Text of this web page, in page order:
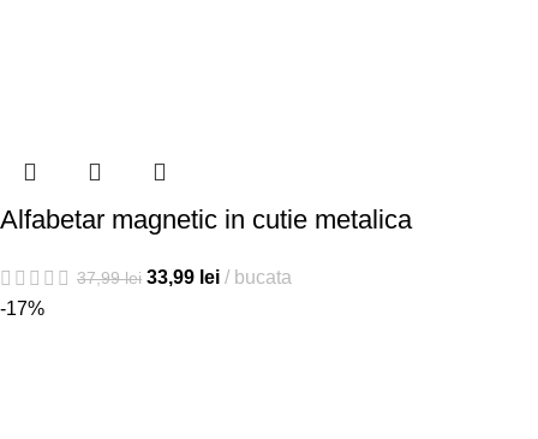
Alfabetar magnetic in cutie metalica
37,99lei 33,99 lei
bucata
-17%